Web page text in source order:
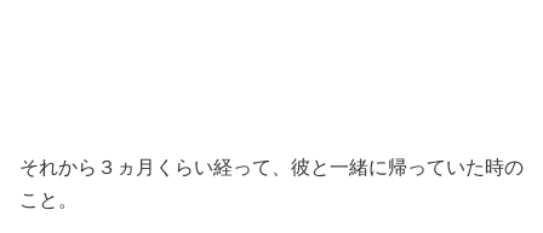
それから３ヵ月くらい経って、彼と一緒に帰っていた時の
こと。